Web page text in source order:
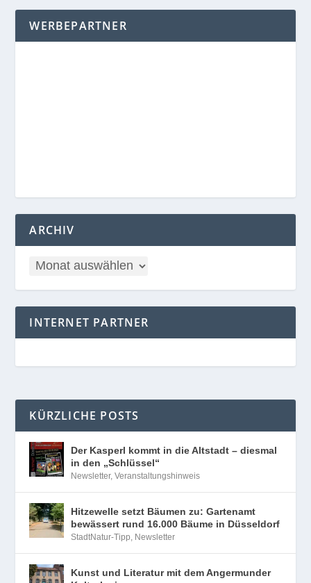
WERBEPARTNER
ARCHIV
INTERNET PARTNER
KÜRZLICHE POSTS
Der Kasperl kommt in die Altstadt – diesmal
in den „Schlüssel“
Newsletter,Veranstaltungshinweis
Hitzewelle setzt Bäumen zu: Gartenamt
bewässert rund 16.000 Bäume in Düsseldorf
StadtNatur-Tipp Newsletter
Kunst und Literatur mit dem Angermunder